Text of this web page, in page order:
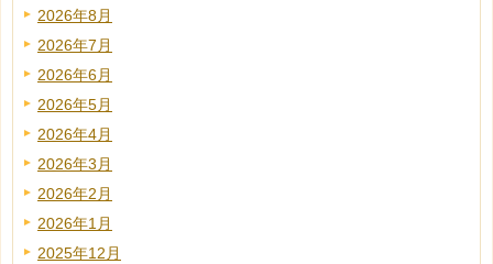
2026年8月
2026年7月
2026年6月
2026年5月
2026年4月
2026年3月
2026年2月
2026年1月
2025年12月